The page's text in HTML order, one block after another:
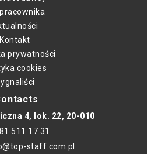
Kontakt
prywatności
cookies
4, lok. 22, 20-010
511 17 31
staff.com.pl